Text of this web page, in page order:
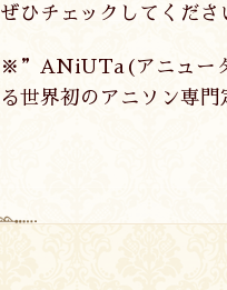
ぜひチェックしてくださ
※”ANiUTa(アニュータ
る世界初のアニソン専門